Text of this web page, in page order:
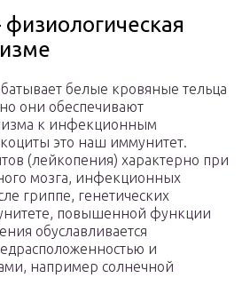
белые кровяные тельца
они обеспечивают
к инфекционным
это наш иммунитет.
(лейкопения) характерно при
мозга, инфекционных
гриппе, генетических
повышенной функции
обуславливается
и
например солнечной